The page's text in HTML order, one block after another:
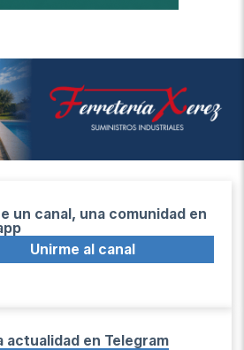
un canal, una comunidad en
Unirme al canal
actualidad en Telegram